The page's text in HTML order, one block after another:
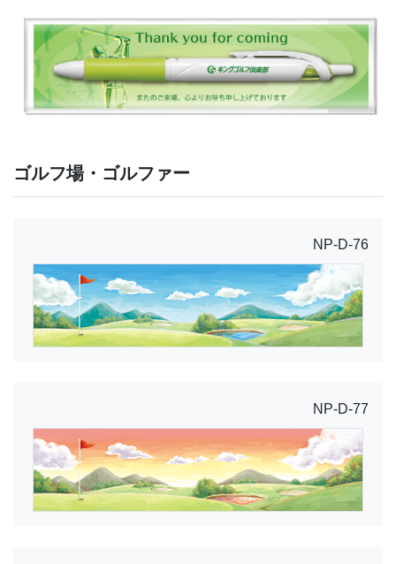
ゴルフ場・ゴルファー
NP-D-76
NP-D-77